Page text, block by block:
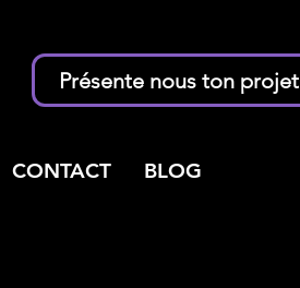
Présente nous ton projet
CONTACT BLOG